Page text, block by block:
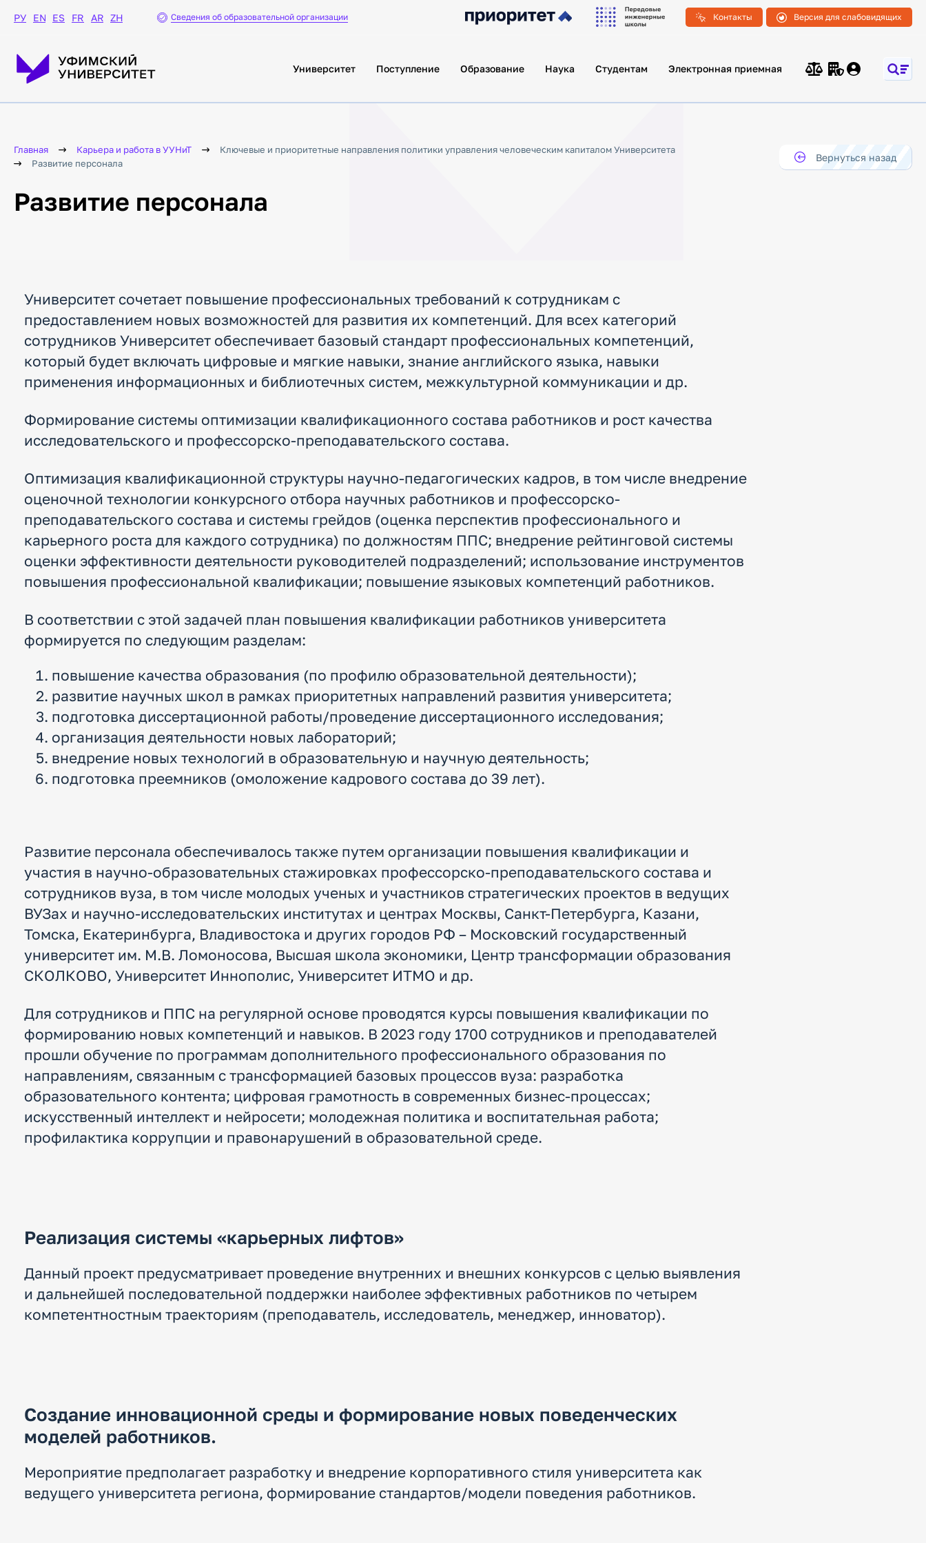
РУ EN ES FR AR ZH Сведения об образовательной организации Контакты Версия для слабовидящих
Университет Поступление Образование Наука Студентам Электронная приемная
Главная Карьера и работа в УУНиТ
Ключевые и приоритетные направления политики управления человеческим капиталом Университета
Развитие персонала
Развитие персонала
Вернуться назад
Университет сочетает повышение профессиональных требований к сотрудникам с
предоставлением новых возможностей для развития их компетенций. Для всех категорий
сотрудников Университет обеспечивает базовый стандарт профессиональных компетенций,
который будет включать цифровые и мягкие навыки, знание английского языка, навыки
применения информационных и библиотечных систем, межкультурной коммуникации и др.
Формирование системы оптимизации квалификационного состава работников и рост качества
исследовательского и профессорско-преподавательского состава.
Оптимизация квалификационной структуры научно-педагогических кадров, в том числе внедрение
оценочной технологии конкурсного отбора научных работников и профессорско-
преподавательского состава и системы грейдов (оценка перспектив профессионального и
карьерного роста для каждого сотрудника) по должностям ППС; внедрение рейтинговой системы
оценки эффективности деятельности руководителей подразделений; использование инструментов
повышения профессиональной квалификации; повышение языковых компетенций работников.
В соответствии с этой задачей план повышения квалификации работников университета
формируется по следующим разделам:
повышение качества образования (по профилю образовательной деятельности);
развитие научных школ в рамках приоритетных направлений развития университета;
подготовка диссертационной работы/проведение диссертационного исследования;
организация деятельности новых лабораторий;
внедрение новых технологий в образовательную и научную деятельность;
подготовка преемников (омоложение кадрового состава до 39 лет).
Развитие персонала обеспечивалось также путем организации повышения квалификации и
участия в научно-образовательных стажировках профессорско-преподавательского состава и
сотрудников вуза, в том числе молодых ученых и участников стратегических проектов в ведущих
ВУЗах и научно-исследовательских институтах и центрах Москвы, Санкт-Петербурга, Казани,
Томска, Екатеринбурга, Владивостока и других городов РФ – Московский государственный
университет им. М.В. Ломоносова, Высшая школа экономики, Центр трансформации образования
СКОЛКОВО, Университет Иннополис, Университет ИТМО и др.
Для сотрудников и ППС на регулярной основе проводятся курсы повышения квалификации по
формированию новых компетенций и навыков. В 2023 году 1700 сотрудников и преподавателей
прошли обучение по программам дополнительного профессионального образования по
направлениям, связанным с трансформацией базовых процессов вуза: разработка
образовательного контента; цифровая грамотность в современных бизнес-процессах;
искусственный интеллект и нейросети; молодежная политика и воспитательная работа;
профилактика коррупции и правонарушений в образовательной среде.
Реализация системы «карьерных лифтов»
Данный проект предусматривает проведение внутренних и внешних конкурсов с целью выявления
и дальнейшей последовательной поддержки наиболее эффективных работников по четырем
компетентностным траекториям (преподаватель, исследователь, менеджер, инноватор).
Создание инновационной среды и формирование новых поведенческих
моделей работников.
Мероприятие предполагает разработку и внедрение корпоративного стиля университета как
ведущего университета региона, формирование стандартов/модели поведения работников.